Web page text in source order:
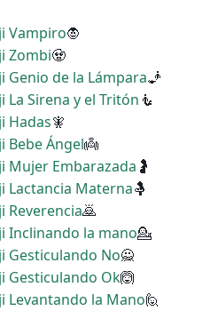
Vampiro🧛
Zombi🧟
Genio de la Lámpara🧞
Sirena y el Tritón 🧜
Hadas🧚
Bebe Ángel👼
Mujer Embarazada 🤰
Lactancia Materna🤱
Reverencia🙇
Inclinando la mano💁
Gesticulando No🙅
Gesticulando Ok🙆
Levantando la Mano🙋